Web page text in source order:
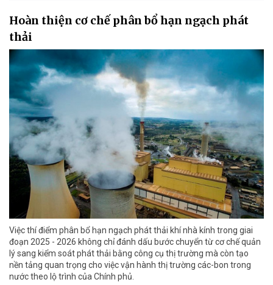
Hoàn thiện cơ chế phân bổ hạn ngạch phát
thải
Việc thí điểm phân bổ hạn ngạch phát thải khí nhà kính trong giai
đoạn 2025 - 2026 không chỉ đánh dấu bước chuyển từ cơ chế quản
lý sang kiểm soát phát thải bằng công cụ thị trường mà còn tạo
nền tảng quan trọng cho việc vận hành thị trường các-bon trong
nước theo lộ trình của Chính phủ.